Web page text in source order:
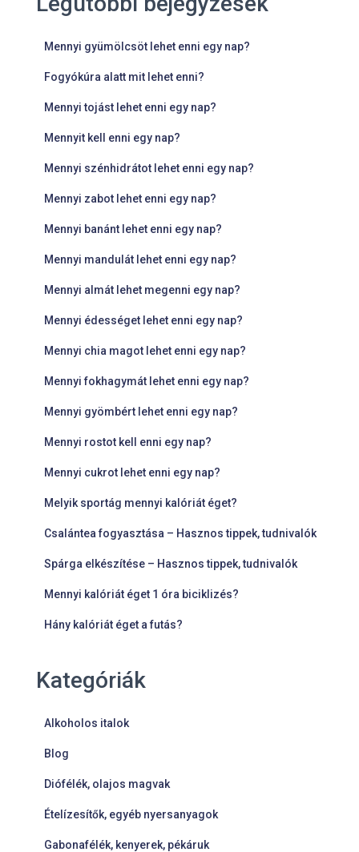
Mennyi gyümölcsöt lehet enni egy nap?
Fogyókúra alatt mit lehet enni?
Mennyi tojást lehet enni egy nap?
Mennyit kell enni egy nap?
Mennyi szénhidrátot lehet enni egy nap?
Mennyi zabot lehet enni egy nap?
Mennyi banánt lehet enni egy nap?
Mennyi mandulát lehet enni egy nap?
Mennyi almát lehet megenni egy nap?
Mennyi édességet lehet enni egy nap?
Mennyi chia magot lehet enni egy nap?
Mennyi fokhagymát lehet enni egy nap?
Mennyi gyömbért lehet enni egy nap?
Mennyi rostot kell enni egy nap?
Mennyi cukrot lehet enni egy nap?
Melyik sportág mennyi kalóriát éget?
Csalántea fogyasztása – Hasznos tippek, tudnivalók
Spárga elkészítése – Hasznos tippek, tudnivalók
Mennyi kalóriát éget 1 óra biciklizés?
Hány kalóriát éget a futás?
Kategóriák
Alkoholos italok
Blog
Diófélék, olajos magvak
Ételízesítők, egyéb nyersanyagok
Gabonafélék, kenyerek, pékáruk